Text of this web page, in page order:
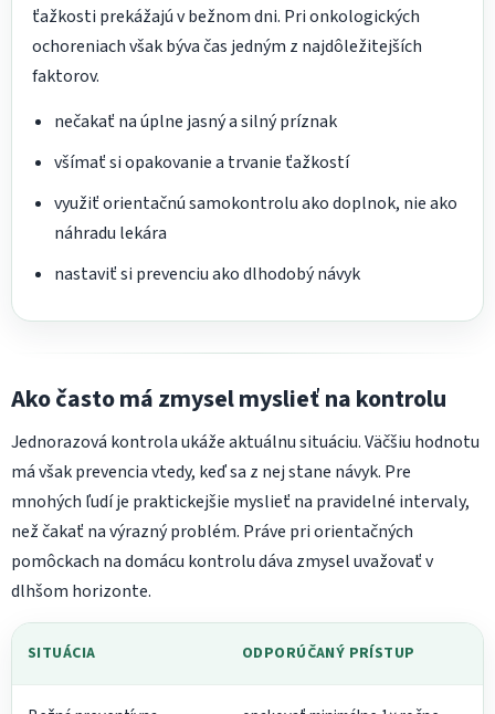
ťažkosti prekážajú v bežnom dni. Pri onkologických
ochoreniach však býva čas jedným z najdôležitejších
faktorov.
nečakať na úplne jasný a silný príznak
všímať si opakovanie a trvanie ťažkostí
využiť orientačnú samokontrolu ako doplnok, nie ako
náhradu lekára
nastaviť si prevenciu ako dlhodobý návyk
Ako často má zmysel myslieť na kontrolu
Jednorazová kontrola ukáže aktuálnu situáciu. Väčšiu hodnotu
má však prevencia vtedy, keď sa z nej stane návyk. Pre
mnohých ľudí je praktickejšie myslieť na pravidelné intervaly,
než čakať na výrazný problém. Práve pri orientačných
pomôckach na domácu kontrolu dáva zmysel uvažovať v
dlhšom horizonte.
SITUÁCIA ODPORÚČANÝ PRÍSTUP